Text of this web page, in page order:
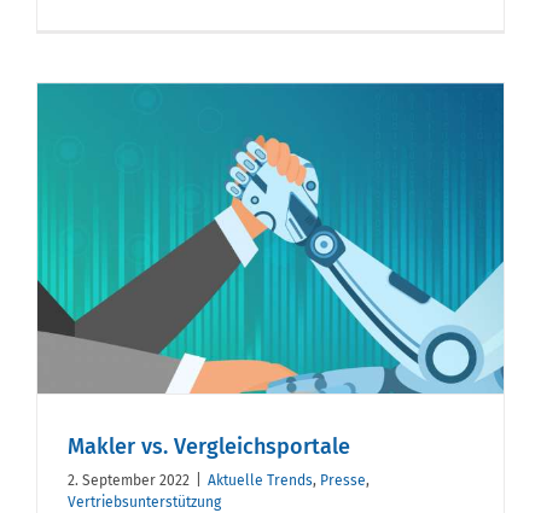
Makler vs. Vergleichsportale
2. September 2022 Aktuelle Trends, Presse,
Vertriebsunterstützung